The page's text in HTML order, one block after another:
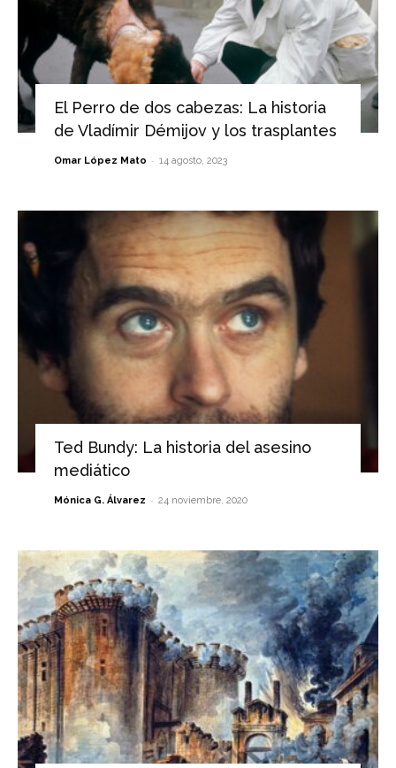
El Perro de dos cabezas: La historia
de Vladímir Démijov y los trasplantes
Omar López Mato - 14 agosto, 2023
Ted Bundy: La historia del asesino
mediático
Mónica G. Álvarez - 24 noviembre, 2020